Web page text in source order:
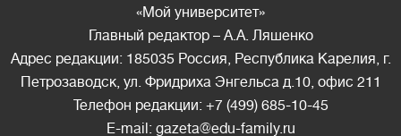
«Мой университет»
Главный редактор – А.А. Ляшенко
Адрес редакции: 185035 Россия, Республика Карелия, г.
Петрозаводск, ул. Фридриха Энгельса д.10, офис 211
Телефон редакции: +7 (499) 685-10-45
E-mail: gazeta@edu-family.ru